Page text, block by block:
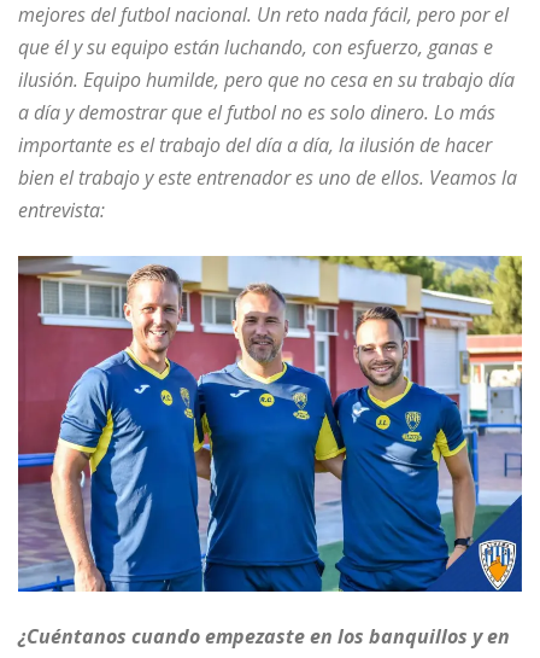
mejores del futbol nacional. Un reto nada fácil, pero por el
que él y su equipo están luchando, con esfuerzo, ganas e
ilusión. Equipo humilde, pero que no cesa en su trabajo día
a día y demostrar que el futbol no es solo dinero. Lo más
importante es el trabajo del día a día, la ilusión de hacer
bien el trabajo y este entrenador es uno de ellos. Veamos la
entrevista:
¿Cuéntanos cuando empezaste en los banquillos y en